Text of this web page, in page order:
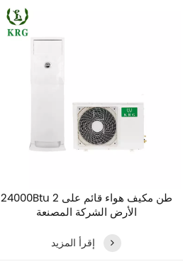
24000Btu 2 طن مكيف هواء قائم على
الأرض الشركة المصنعة
إقرأ المزيد